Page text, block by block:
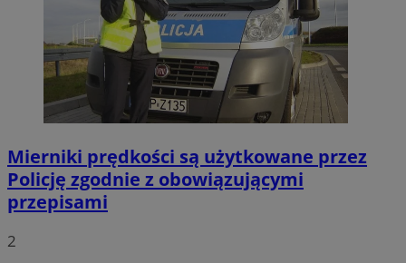
Mierniki prędkości są użytkowane przez
Policję zgodnie z obowiązującymi
przepisami
2